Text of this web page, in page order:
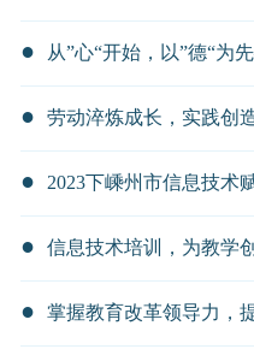
从”心“开始，以”德“